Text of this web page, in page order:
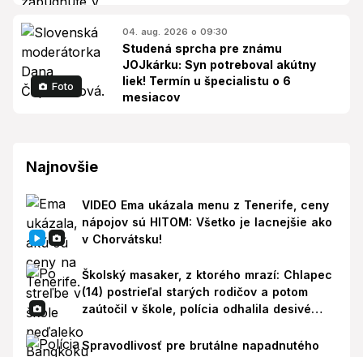
Foto
04. aug. 2026 o 09:30
Studená sprcha pre známu
JOJkárku: Syn potreboval akútny
liek! Termín u špecialistu o 6
mesiacov
Najnovšie
VIDEO Ema ukázala menu z Tenerife, ceny
nápojov sú HITOM: Všetko je lacnejšie ako
v Chorvátsku!
Školský masaker, z ktorého mrazí: Chlapec
(14) postrieľal starých rodičov a potom
zaútočil v škole, polícia odhalila desivé
Spravodlivosť pre brutálne napadnutého